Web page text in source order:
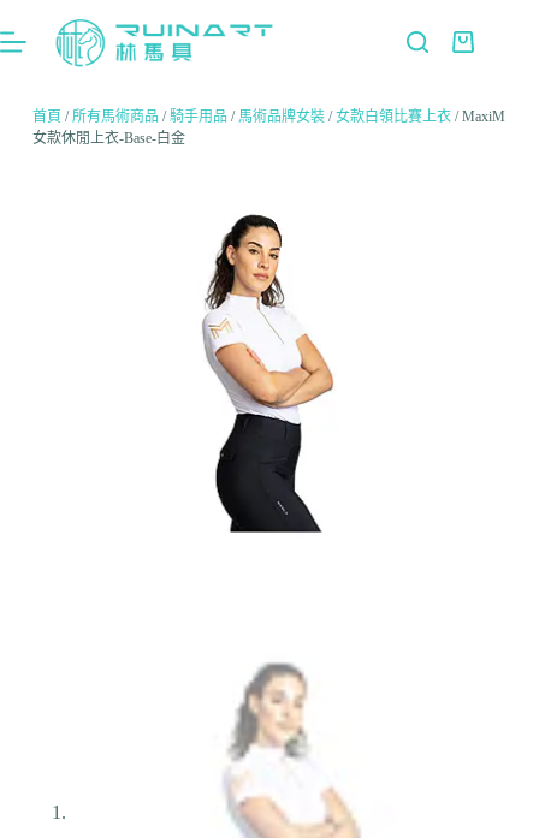
首頁 /所有馬術商品 /騎手用品 / 馬術品牌女裝/女款白領比賽上衣/ MaxiM
女款休閒上衣-Base-白金